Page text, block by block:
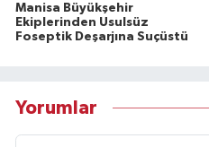
Manisa Büyükşehir
Ekiplerinden Usulsüz
Foseptik Deşarjına Suçüstü
Yorumlar